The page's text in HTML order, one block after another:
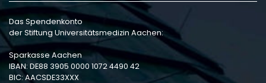
Das Spendenkonto
der Stiftung Universitätsmedizin Aachen:
Sparkasse Aachen
IBAN: DE88 3905 0000 1072 4490 42
BIC: AACSDE33XXX